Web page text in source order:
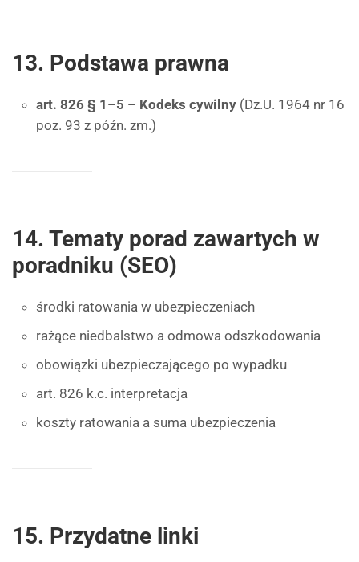
13. Podstawa prawna
art. 826 § 1–5 – Kodeks cywilny (Dz.U. 1964 nr 16
poz. 93 z późn. zm.)
14. Tematy porad zawartych w
poradniku (SEO)
środki ratowania w ubezpieczeniach
rażące niedbalstwo a odmowa odszkodowania
obowiązki ubezpieczającego po wypadku
art. 826 k.c. interpretacja
koszty ratowania a suma ubezpieczenia
15. Przydatne linki